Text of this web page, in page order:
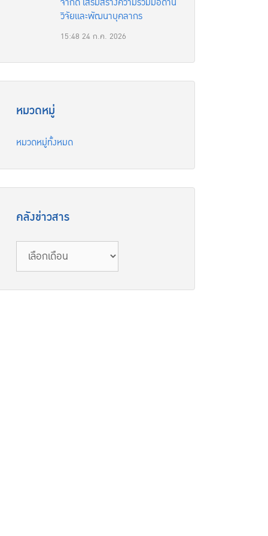
วิจัยและพัฒนาบุคลากร
15:48 24 ก.ค. 2026
หมวดหมู่
หมวดหมู่ทั้งหมด
คลังข่าวสาร